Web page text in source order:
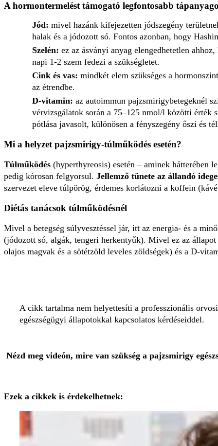
A hormontermelést támogató legfontosabb
Jód: mivel hazánk kifejezetten jódszegény
halak és a jódozott só. Fontos azonban, hogy
Szelén: ez az ásványi anyag elengedhetetlen
napi 1-2 szem fedezi a szükségletet.
Cink és vas: mindkét elem szükséges a
az étrendbe.
D-vitamin: az autoimmun pajzsmirigybetegeknél
vérvizsgálatok során a 75–125 nmol/l közötti érték
pótlása javasolt, különösen a fényszegény őszi és
Mi a helyzet pajzsmirigy-túlműködés esetén?
Túlműködés (hyperthyreosis) esetén – aminek hátterében
pedig kórosan felgyorsul. Jellemző tünete az állandó
szervezet eleve túlpörög, érdemes korlátozni a koffein
Diétás tanácsok túlműködésnél
Mivel a betegség súlyvesztéssel jár, itt az energia- és a
(jódozott só, algák, tengeri herkentyűk). Mivel ez az
olajos magvak és a sötétzöld leveles zöldségek) és a D-
A cikk tartalma nem helyettesíti a professzionális
egészségügyi állapotokkal kapcsolatos kérdéseiddel.
Nézd meg videón, mire van szükség a pajzsmirigy
Ezek a cikkek is érdekelhetnek: